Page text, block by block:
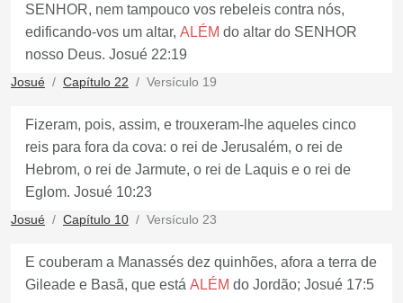
SENHOR, nem tampouco vos rebeleis contra nós,
edificando-vos um altar, ALÉM do altar do SENHOR
nosso Deus. Josué 22:19
Josué Capítulo 22 Versículo 19
Fizeram, pois, assim, e trouxeram-lhe aqueles cinco
reis para fora da cova: o rei de Jerusalém, o rei de
Hebrom, o rei de Jarmute, o rei de Laquis e o rei de
Eglom. Josué 10:23
Josué Capítulo 10 Versículo 23
E couberam a Manassés dez quinhões, afora a terra de
Gileade e Basã, que está ALÉM do Jordão; Josué 17:5